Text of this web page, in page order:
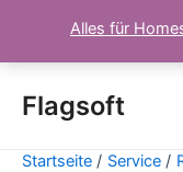
Alles für
Inhalt
springen
Flagsoft
Startseite Service